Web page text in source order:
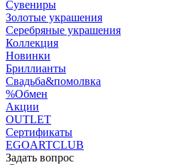
Сувениры
Золотые украшения
Серебряные украшения
Коллекция
Новинки
Бриллианты
Свадьба&помолвка
%Обмен
Акции
OUTLET
Сертификаты
EGOARTCLUB
Задать вопрос